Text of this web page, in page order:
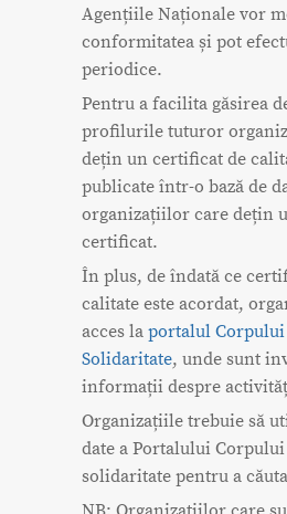
Agențiile Naționale vor
conformitatea și pot
periodice.
Pentru a facilita găsirea
profilurile tuturor
dețin un certificat de
publicate într-o bază de
organizațiilor care dețin
certificat.
În plus, de îndată ce
calitate este acordat,
acces la portalul Corpului
Solidaritate, unde sunt
informații despre
Organizațiile trebuie să
date a Portalului
solidaritate pentru a